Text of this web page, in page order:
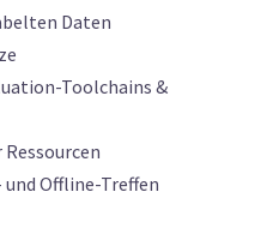
Daten
Toolchains &
Offline-Treffen